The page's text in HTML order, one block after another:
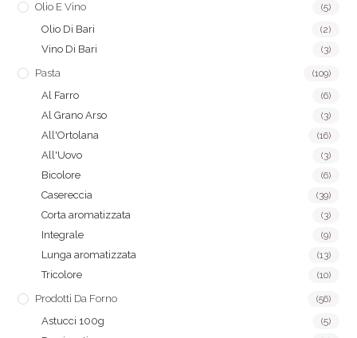
Olio E Vino (5)
Olio Di Bari (2)
Vino Di Bari (3)
Pasta (109)
Al Farro (6)
Al Grano Arso (3)
All'Ortolana (16)
All'Uovo (3)
Bicolore (6)
Casereccia (39)
Corta aromatizzata (3)
Integrale (9)
Lunga aromatizzata (13)
Tricolore (10)
Prodotti Da Forno (56)
Astucci 100g (5)